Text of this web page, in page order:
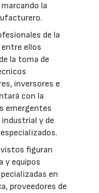
la
de la
ellos
la toma de
inversores e
con la
emergentes
y de
figuran
y equipos
en
proveedores de